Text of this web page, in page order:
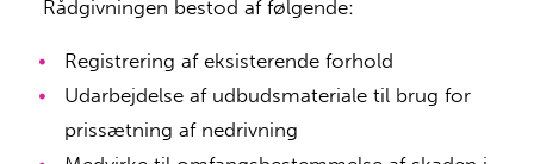
Rådgivningen bestod af følgende:
Registrering af eksisterende forhold
Udarbejdelse af udbudsmateriale til brug for
prissætning af nedrivning